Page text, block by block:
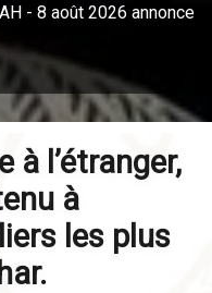
- 8 août 2026 annonce
à l’étranger,
à
les plus